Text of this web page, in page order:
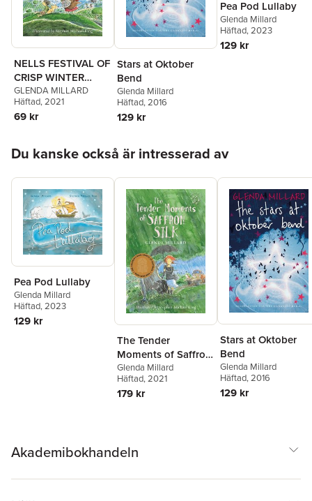
NELLS FESTIVAL OF
CRISP WINTER
GLORIES
GLENDA MILLARD
Häftad, 2021
69 kr
Stars at Oktober
Bend
Glenda Millard
Häftad, 2016
129 kr
Pea Pod Lullaby
Glenda Millard
Häftad, 2023
129 kr
Du kanske också är intresserad av
Pea Pod Lullaby
Glenda Millard
Häftad, 2023
129 kr
The Tender
Moments of Saffron
Silk: The Kingdom
of Silk Book #6
Glenda Millard
Häftad, 2021
179 kr
Stars at Oktober
Bend
Glenda Millard
Häftad, 2016
129 kr
Akademibokhandeln